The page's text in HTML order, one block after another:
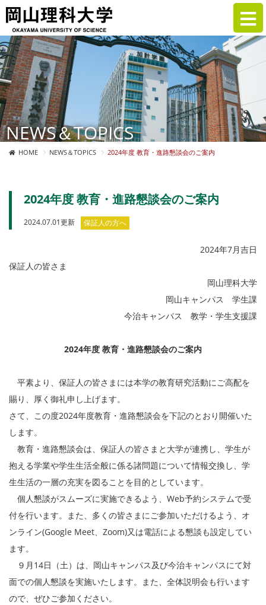
NEWS＆TOPICS
HOME NEWS＆TOPICS 2024年度 教育・進路懇談会のご案内
2024年度 教育・進路懇談会のご案内
2024.07.01更新 保証人の方へ
2024年7月吉日
保証人の皆さま
岡山理科大学
岡山キャンパス 学生課
今治キャンパス 教学・学生支援課
2024年度 教育・進路懇談会のご案内
平素より、保証人の皆さまには本学の教育研究活動にご高配を
賜り、厚く御礼申し上げます。
さて、この度2024年度教育・進路懇談会を下記のとおり開催いた
します。
教育・進路懇談会は、保証人の皆さまと大学が連携し、学生が
抱える学業や学生生活全般に係る諸問題について情報交換し、学
生生活の一層の充実を図ることを目的としています。
個人懇談がスムーズに実施できるよう、Web予約システムで受
付を行います。また、多くの皆さまにご参加いただけるよう、オ
ンライン(Google Meet、Zoom)又は電話による懇談も設定してい
ます。
９月14日（土）は、岡山キャンパス及び今治キャンパスにて対
面での個人懇談を実施いたします。また、全体説明会も行います
ので、ぜひご参加ください。